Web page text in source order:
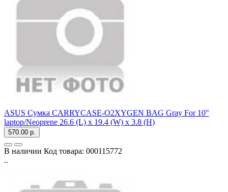
ASUS Сумка CARRYCASE-O2XYGEN BAG Gray For 10"
laptop/Neoprene 26.6 (L) x 19.4 (W) x 3.8 (H)
570.00 р.
В наличии Код товара: 000115772
..